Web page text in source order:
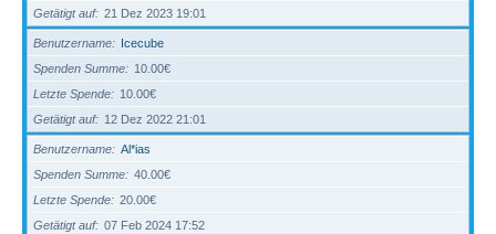
Getätigt auf
21 Dez 2023 19:01
Benutzername
Icecube
Spenden Summe
10.00€
Letzte Spende
10.00€
Getätigt auf
12 Dez 2022 21:01
Benutzername
Al*ias
Spenden Summe
40.00€
Letzte Spende
20.00€
Getätigt auf
07 Feb 2024 17:52